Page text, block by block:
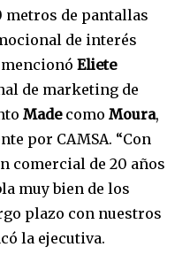
of
be part of the
address on our website
Don't worry, we respect
metros de pantallas
de interés
Eliete
de marketing de
Madecomo Moura,
por CAMSA. “Con
comercial de 20 años
muy bien de los
plazo con nuestros
la ejecutiva.